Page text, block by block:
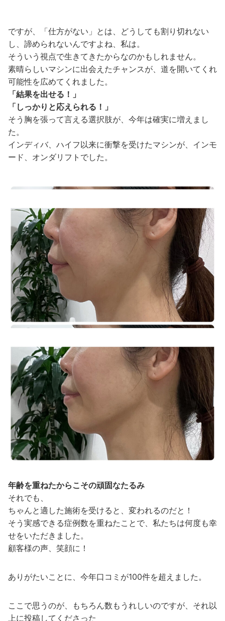
ですが、「仕方がない」とは、どうしても割り切れない
し、諦められないんですよね、私は。
そういう視点で生きてきたからなのかもしれません。
素晴らしいマシンに出会えたチャンスが、道を開いてくれ
可能性を広めてくれました。
「結果を出せる！」
「しっかりと応えられる！」
そう胸を張って言える選択肢が、今年は確実に増えまし
た。
インディバ、ハイフ以来に衝撃を受けたマシンが、インモ
ード、オンダリフトでした。
年齢を重ねたからこその頑固なたるみ
それでも、
ちゃんと適した施術を受けると、変われるのだと！
そう実感できる症例数を重ねたことで、私たちは何度も幸
せをいただきました。
顧客様の声、笑顔に！
ありがたいことに、今年口コミが100件を超えました。
ここで思うのが、もちろん数もうれしいのですが、それ以
上に投稿してくださった